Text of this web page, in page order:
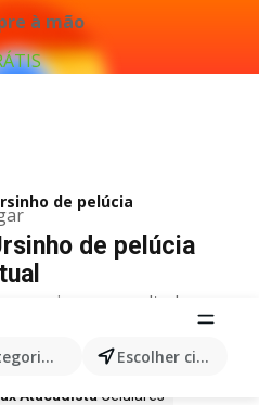
à mão
Escolher cidade
de pelúcia
de pelúcia
quaisquer resultados
Max Atacadista
Atacadista Celulares